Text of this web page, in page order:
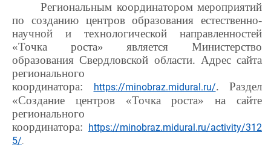
Региональным координатором мероприятий
по созданию центров образования естественно-
научной и технологической направленностей
«Точка роста» является Министерство
образования Свердловской области. Адрес сайта
регионального
координатора:
https://minobraz.midural.ru/. Раздел
«Создание центров «Точка роста» на сайте
регионального
координатора: https://minobraz.midural.ru/activity/312
5/.